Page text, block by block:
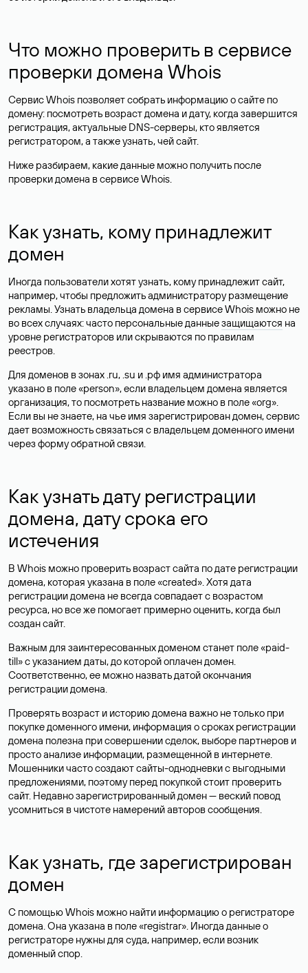
Что можно проверить в сервисе
проверки домена Whois
Сервис Whois позволяет собрать информацию о сайте по
домену: посмотреть возраст домена и дату, когда завершится
регистрация, актуальные DNS-серверы, кто является
регистратором, а также узнать, чей сайт.
Ниже разбираем, какие данные можно получить после
проверки домена в сервисе Whois.
Как узнать, кому принадлежит
домен
Иногда пользователи хотят узнать, кому принадлежит сайт,
например, чтобы предложить администратору размещение
рекламы. Узнать владельца домена в сервисе Whois можно не
во всех случаях: часто персональные данныезащищаются на
уровне регистраторов или скрываются по правилам
реестров.
Для доменов в зонах .ru, .su и .рф имя администратора
указано в поле «person», если владельцем домена является
организация, то посмотреть название можно в поле «org».
Если вы не знаете, на чье имя зарегистрирован домен, сервис
дает возможность связаться с владельцем доменного имени
через форму обратной связи.
Как узнать дату регистрации
домена, дату срока его
истечения
В Whois можно проверить возраст сайта по дате регистрации
домена, которая указана в поле «created». Хотя дата
регистрации домена не всегда совпадает с возрастом
ресурса, но все же помогает примерно оценить, когда был
создан сайт.
Важным для заинтересованных доменом станет поле «paid-
till» с указанием даты, до которой оплачен домен.
Соответственно, ее можно назвать датой окончания
регистрации домена.
Проверять возраст и историю домена важно не только при
покупке доменного имени, информация о сроках регистрации
домена полезна при совершении сделок, выборе партнеров и
просто анализе информации, размещенной в интернете.
Мошенники часто создают сайты-однодневки с выгодными
предложениями, поэтому перед покупкой стоит проверить
сайт. Недавно зарегистрированный домен — веский повод
усомниться в чистоте намерений авторов сообщения.
Как узнать, где зарегистрирован
домен
С помощью Whois можно найти информацию о регистраторе
домена. Она указана в поле «registrar». Иногда данные о
регистраторе нужны для суда, например, если возник
доменный спор.